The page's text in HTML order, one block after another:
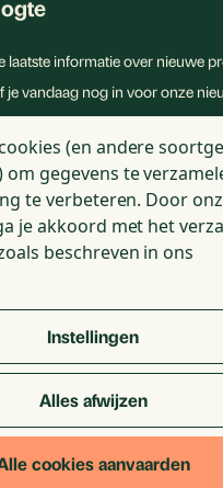
laatste informatie over nieuwe
je vandaag nog in voor onze
- Alle genoemde prijzen
Algemene voorwaarden
statementCookie statement
(en andere
gegevens te
te verbeteren. Door
je akkoord met het
beschreven in ons
Instellingen
Alles afwijzen
cookies aanvaarden